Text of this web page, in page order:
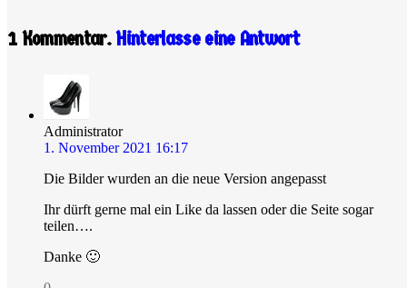
1Kommentar. Hinterlasse eine Antwort
Administrator
1. November 2021 16:17
Die Bilder wurden an die neue Version angepasst
Ihr dürft gerne mal ein Like da lassen oder die Seite sogar
teilen….
Danke 🙂